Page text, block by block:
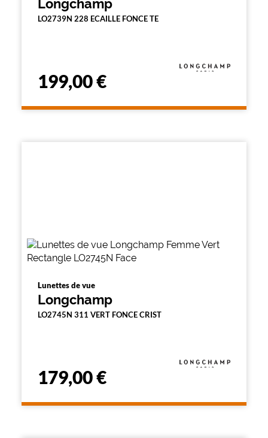
Longchamp
LO2739N 228 ECAILLE FONCE TE
199,00 €
Lunettes de vue
Longchamp
LO2745N 311 VERT FONCE CRIST
179,00 €